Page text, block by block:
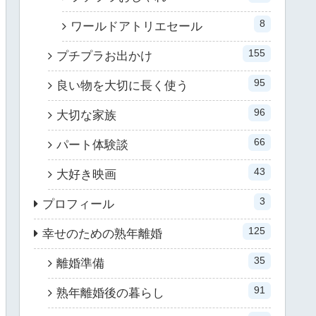
ワールドアトリエセール 8
プチプラお出かけ 155
良い物を大切に長く使う 95
大切な家族 96
パート体験談 66
大好き映画 43
プロフィール 3
幸せのための熟年離婚 125
離婚準備 35
熟年離婚後の暮らし 91